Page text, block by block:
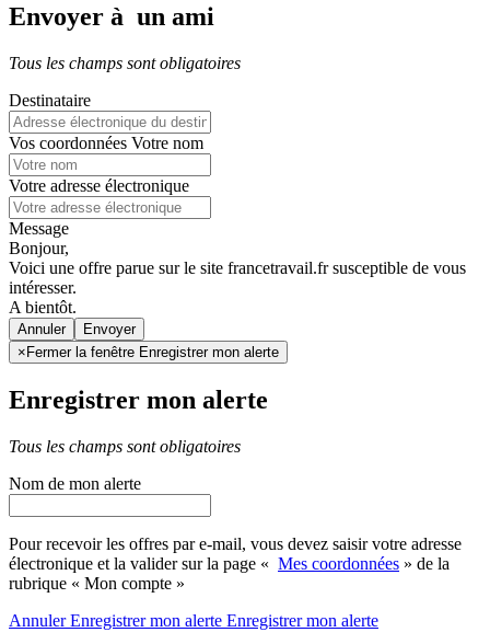
Envoyer à un ami
Tous les champs sont obligatoires
Destinataire
Vos coordonnées Votre nom
Votre adresse électronique
Message
Bonjour,
Voici une offre parue sur le site francetravail.fr susceptible de vous
intéresser.
A bientôt.
Annuler
× Fermer la fenêtre Enregistrer mon alerte
Enregistrer mon alerte
Tous les champs sont obligatoires
Nom de mon alerte
Pour recevoir les offres par e-mail, vous devez saisir votre adresse
électronique et la valider sur la page « Mes coordonnées » de la
rubrique « Mon compte »
AnnulerEnregistrer mon alerte Enregistrermon alerte